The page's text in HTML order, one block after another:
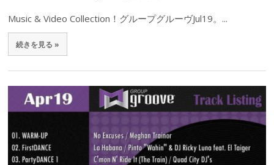
Music & Video Collection！グループグルーヴJul19。...
続きを見る »